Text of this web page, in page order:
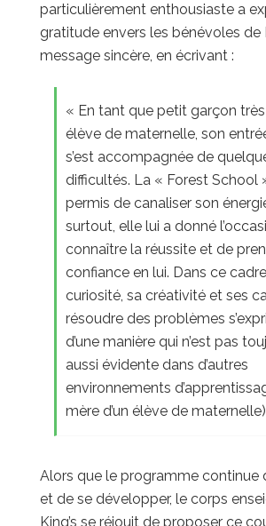
particulièrement enthousiaste a
gratitude envers les bénévoles de
message sincère, en écrivant :
« En tant que petit garçon
élève de maternelle, son
s’est accompagnée de
difficultés. La « Forest School
permis de canaliser son
surtout, elle lui a donné
connaître la réussite et de
confiance en lui. Dans ce
curiosité, sa créativité et ses
résoudre des problèmes
d’une manière qui n’est pas
aussi évidente dans d’autres
environnements
mère d’un élève de
Alors que le programme continue
et de se développer, le corps
King’s se réjouit de proposer ce